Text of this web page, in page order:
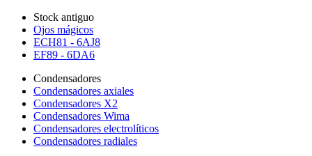
Stock antiguo
Ojos mágicos
ECH81 - 6AJ8
EF89 - 6DA6
Condensadores
Condensadores axiales
Condensadores X2
Condensadores Wima
Condensadores electrolíticos
Condensadores radiales